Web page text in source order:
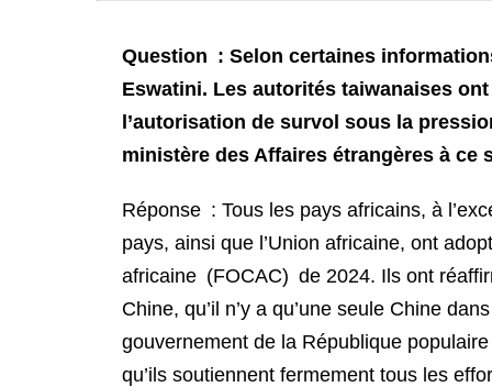
Question : Selon certaines
Eswatini. Les autorités taiwanaises
l’autorisation de survol sous la
ministère des Affaires étrangères à
Réponse : Tous les pays africains, à
pays, ainsi que l’Union africaine, ont
africaine (FOCAC) de 2024. Ils ont
Chine, qu’il n’y a qu’une seule Chine
gouvernement de la République
qu’ils soutiennent fermement tous les